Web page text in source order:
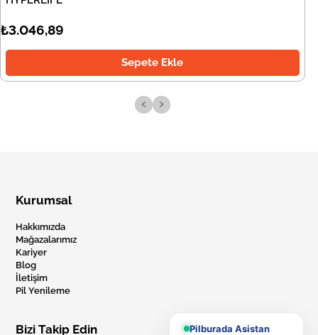
₺3.046,89
Sepete Ekle
‹ ›
Kurumsal
Hakkımızda
Mağazalarımız
Kariyer
Blog
İletişim
Pil Yenileme
Bizi Takip Edin Pilburada Asistan